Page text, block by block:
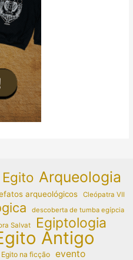
Arqueologia
arqueológicos Cleópatra VII
descoberta de tumba egípcia
Salvat Egiptologia
Antigo
Egito na ficção evento